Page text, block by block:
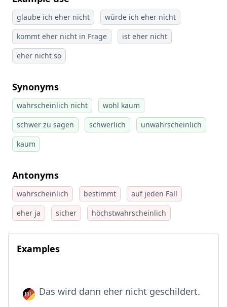
glaube ich eher nicht
würde ich eher nicht
kommt eher nicht in Frage
ist eher nicht
eher nicht so
Synonyms
wahrscheinlich nicht
wohl kaum
schwer zu sagen
schwerlich
unwahrscheinlich
kaum
Antonyms
wahrscheinlich bestimmt
auf jeden Fall
eher ja
sicher höchstwahrscheinlich
Examples
Das wird dann eher nicht geschildert.